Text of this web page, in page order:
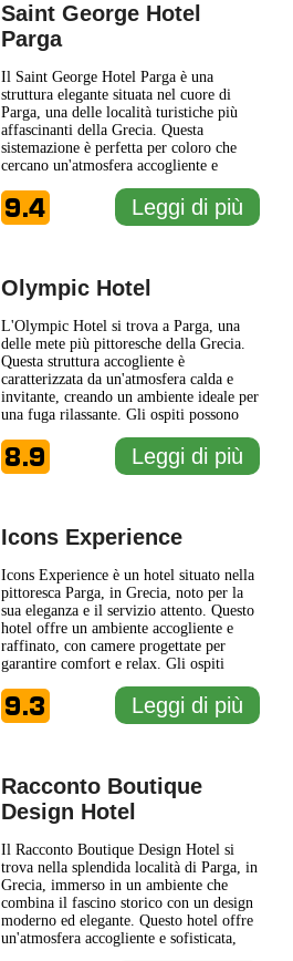
Saint George Hotel
Parga
Il Saint George Hotel Parga è una
struttura elegante situata nel cuore di
Parga, una delle località turistiche più
affascinanti della Grecia. Questa
sistemazione è perfetta per coloro che
cercano un'atmosfera accogliente e
meraviglie naturali e culturali della zona.
Il design dell'hotel riflette un equilibrio
9.4 Leggi di più
Olympic Hotel
L'Olympic Hotel si trova a Parga, una
delle mete più pittoresche della Grecia.
Questa struttura accogliente è
caratterizzata da un'atmosfera calda e
invitante, creando un ambiente ideale per
una fuga rilassante. Gli ospiti possono
dotate di comfort moderni e dettagli
curati, che garantiscono un soggiorno
8.9 Leggi di più
Icons Experience
Icons Experience è un hotel situato nella
pittoresca Parga, in Grecia, noto per la
sua eleganza e il servizio attento. Questo
hotel offre un ambiente accogliente e
raffinato, con camere progettate per
garantire comfort e relax. Gli ospiti
moderno, che si combina
armoniosamente con elementi
9.3 Leggi di più
Racconto Boutique
Design Hotel
Il Racconto Boutique Design Hotel si
trova nella splendida località di Parga, in
Grecia, immerso in un ambiente che
combina il fascino storico con un design
moderno ed elegante. Questo hotel offre
un'atmosfera accogliente e sofisticata,